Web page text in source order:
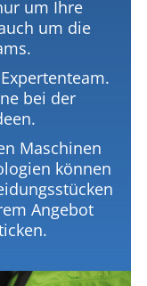
um Ihre
um die
bei der
Maschinen
können
Angebot